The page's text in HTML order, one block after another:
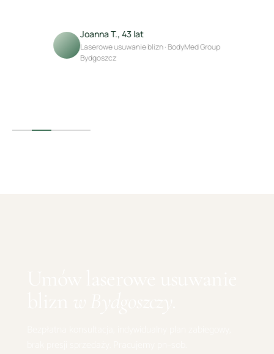
Joanna T., 43 lat
Laserowe usuwanie blizn · BodyMed Group
Bydgoszcz